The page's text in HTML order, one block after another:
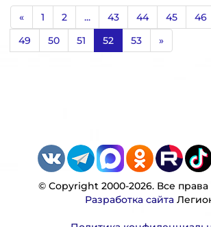
« 1 2 ... 43 44 45 46
49
50 51 52 53 »
© Copyright 2000-2026. Все
Разработка сайта